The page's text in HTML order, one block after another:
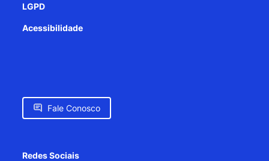
LGPD
Acessibilidade
Fale Conosco
Redes Sociais